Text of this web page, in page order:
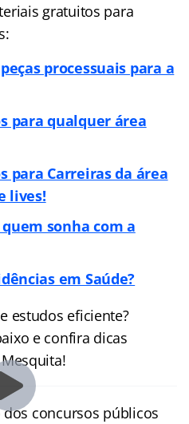
gratuitos para
processuais para a
para qualquer área
para Carreiras da área
lives!
sonha com a
em Saúde?
estudos eficiente?
e confira dicas
concursos públicos